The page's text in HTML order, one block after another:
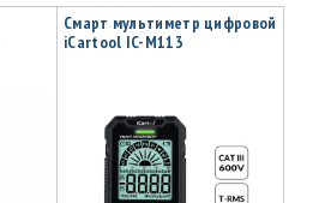
Смарт мультиметр цифровой
iCartool IC-M113